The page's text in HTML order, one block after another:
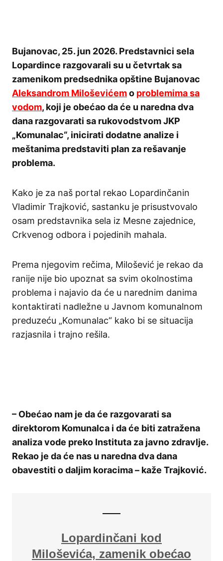
Bujanovac, 25. jun 2026. Predstavnici sela
Lopardince razgovarali su u četvrtak sa
zamenikom predsednika opštine Bujanovac
Aleksandrom Miloševićemo problemima sa
vodom, koji je obećao da će u naredna dva
dana razgovarati sa rukovodstvom JKP
„Komunalac“, inicirati dodatne analize i
meštanima predstaviti plan za rešavanje
problema.
Kako je za naš portal rekao Lopardinčanin
Vladimir Trajković, sastanku je prisustvovalo
osam predstavnika sela iz Mesne zajednice,
Crkvenog odbora i pojedinih mahala.
Prema njegovim rečima, Milošević je rekao da
ranije nije bio upoznat sa svim okolnostima
problema i najavio da će u narednim danima
kontaktirati nadležne u Javnom komunalnom
preduzeću „Komunalac“ kako bi se situacija
razjasnila i trajno rešila.
– Obećao nam je da će razgovarati sa
direktorom Komunalca i da će biti zatražena
analiza vode preko Instituta za javno zdravlje.
Rekao je da će nas u naredna dva dana
obavestiti o daljim koracima – kaže Trajković.
Lopardinčani kod
Miloševića, zamenik obećao